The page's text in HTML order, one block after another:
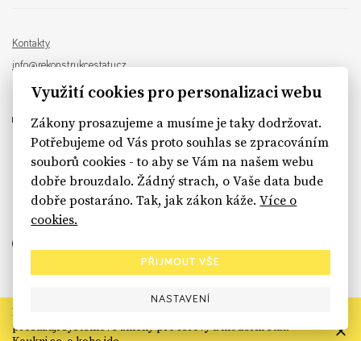
Kontakty
info@rekonstrukcestatu.cz
Návrh a vývoj: Sinfin , ilustrace:
sinfin.digital
Rekonstrukce státu končí. Její členské organizace však dál
prosazují systémové změny pro férový a moderní stát.
Využití cookies pro personalizaci webu
Zákony prosazujeme a musíme je taky dodržovat.
Potřebujeme od Vás proto souhlas se zpracováním
souborů cookies - to aby se Vám na našem webu
dobře brouzdalo. Žádný strach, o Vaše data bude
dobře postaráno. Tak, jak zákon káže.Více o
cookies.
PŘIJMOUT VŠE
NASTAVENÍ